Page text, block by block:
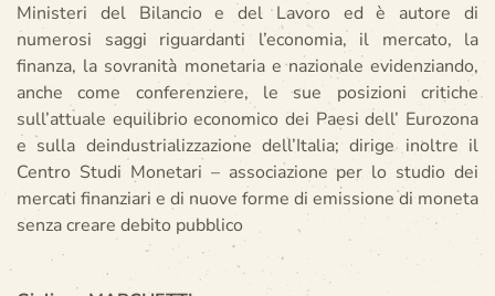
Ministeri del Bilancio e del Lavoro ed è autore di
numerosi saggi riguardanti l’economia, il mercato, la
finanza, la sovranità monetaria e nazionale evidenziando,
anche come conferenziere, le sue posizioni critiche
sull’attuale equilibrio economico dei Paesi dell’ Eurozona
e sulla deindustrializzazione dell’Italia; dirige inoltre il
Centro Studi Monetari – associazione per lo studio dei
mercati finanziari e di nuove forme di emissione di moneta
senza creare debito pubblico